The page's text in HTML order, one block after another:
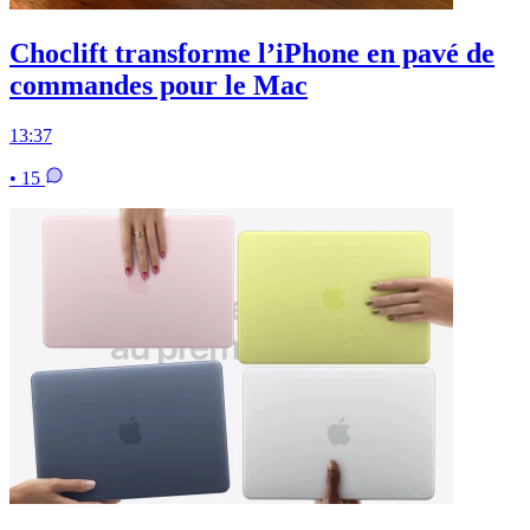
Choclift transforme l’iPhone en pavé de
commandes pour le Mac
13:37
• 15